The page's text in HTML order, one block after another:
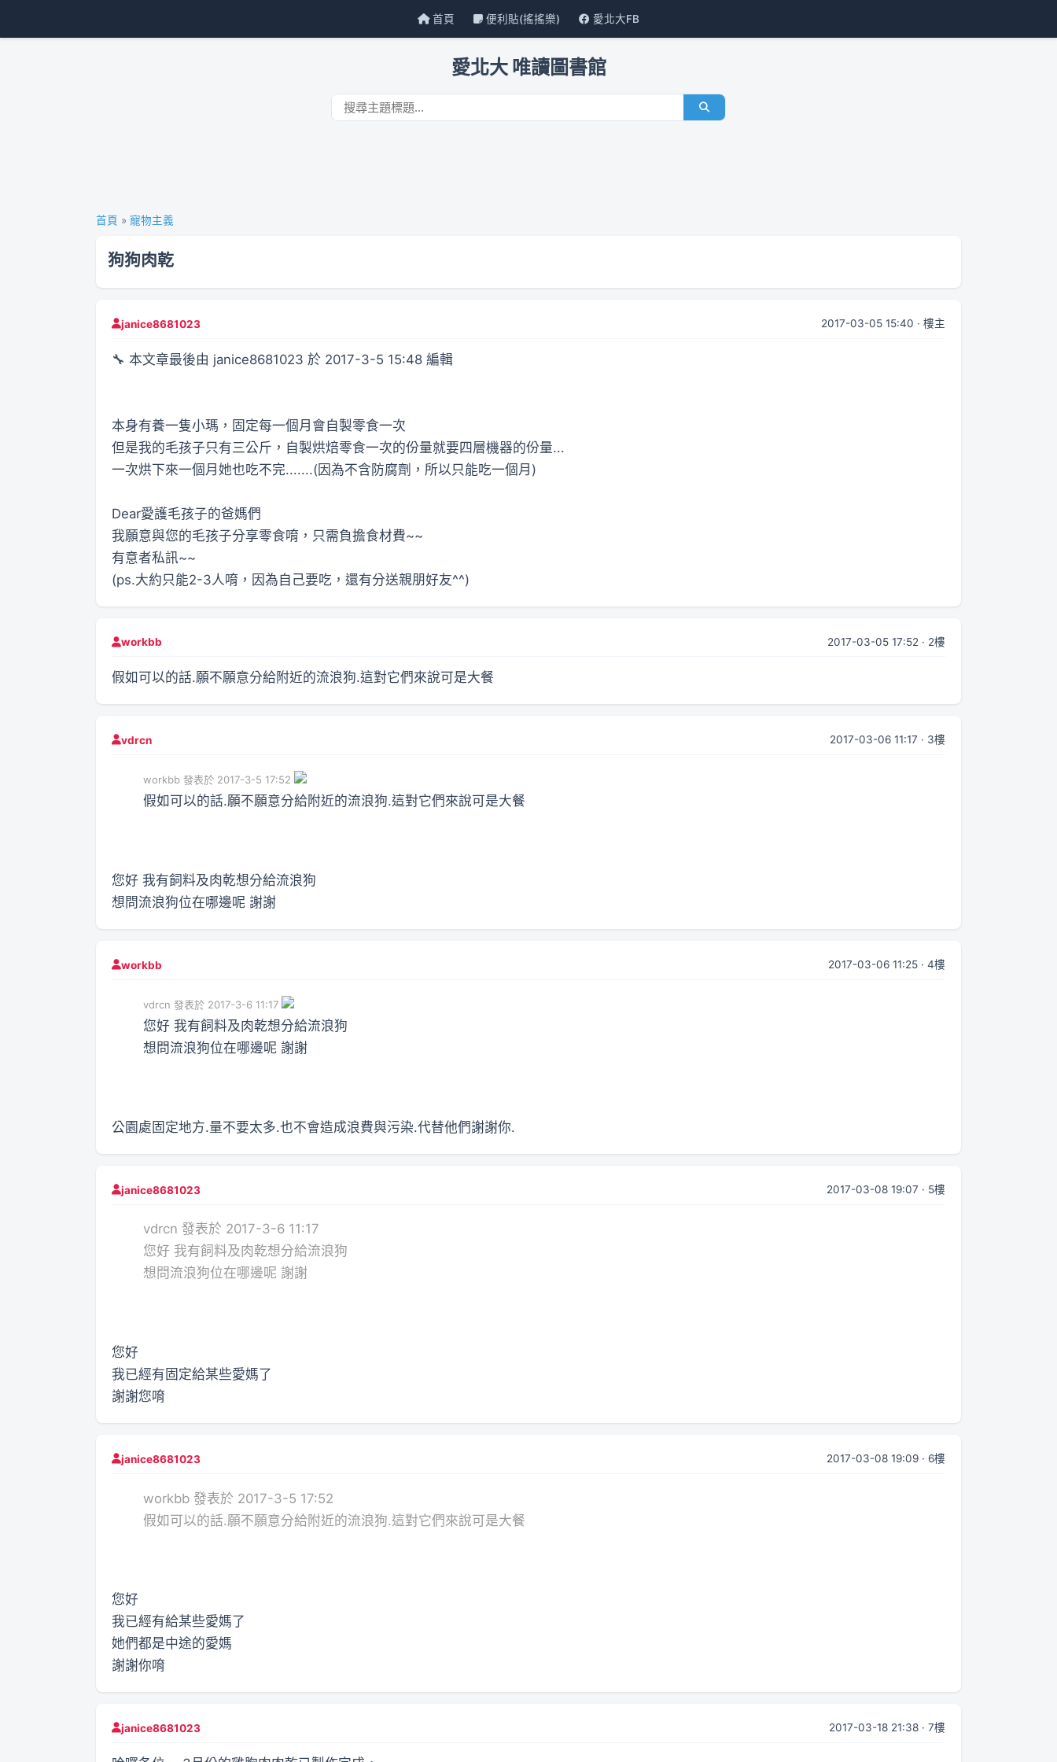
首頁 便利貼(搖搖樂) 愛北大FB
愛北大 唯讀圖書館
首頁 » 寵物主義
狗狗肉乾
janice8681023 2017-03-05 15:40 · 樓主
🔧 本文章最後由 janice8681023 於 2017-3-5 15:48 編輯
本身有養一隻小瑪，固定每一個月會自製零食一次
但是我的毛孩子只有三公斤，自製烘焙零食一次的份量就要四層機器的份量...
一次烘下來一個月她也吃不完.......(因為不含防腐劑，所以只能吃一個月)
Dear愛護毛孩子的爸媽們
我願意與您的毛孩子分享零食唷，只需負擔食材費~~
有意者私訊~~
(ps.大約只能2-3人唷，因為自己要吃，還有分送親朋好友^^)
workbb 2017-03-05 17:52 · 2樓
假如可以的話.願不願意分給附近的流浪狗.這對它們來說可是大餐
vdrcn 2017-03-06 11:17 · 3樓
workbb 發表於 2017-3-5 17:52
假如可以的話.願不願意分給附近的流浪狗.這對它們來說可是大餐
您好 我有飼料及肉乾想分給流浪狗
想問流浪狗位在哪邊呢 謝謝
workbb 2017-03-06 11:25 · 4樓
vdrcn 發表於 2017-3-6 11:17
您好 我有飼料及肉乾想分給流浪狗
想問流浪狗位在哪邊呢 謝謝
公園處固定地方.量不要太多.也不會造成浪費與污染.代替他們謝謝你.
janice8681023 2017-03-08 19:07 · 5樓
vdrcn 發表於 2017-3-6 11:17
您好 我有飼料及肉乾想分給流浪狗
想問流浪狗位在哪邊呢 謝謝
您好
我已經有固定給某些愛媽了
謝謝您唷
janice8681023 2017-03-08 19:09 · 6樓
workbb 發表於 2017-3-5 17:52
假如可以的話.願不願意分給附近的流浪狗.這對它們來說可是大餐
您好
我已經有給某些愛媽了
她們都是中途的愛媽
謝謝你唷
janice8681023 2017-03-18 21:38 · 7樓